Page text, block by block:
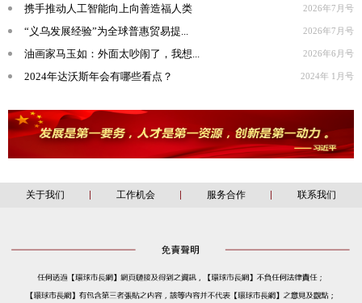
携手推动人工智能向上向善造福人类 2026年7月号
“义乌发展经验”为全球普惠贸易提... 2026年7月号
油画家马玉如：外面太吵闹了，我想... 2026年6月号
2024年达沃斯年会有哪些看点？ 2024年 1月号
关于我们 工作机会 服务合作 联系我们